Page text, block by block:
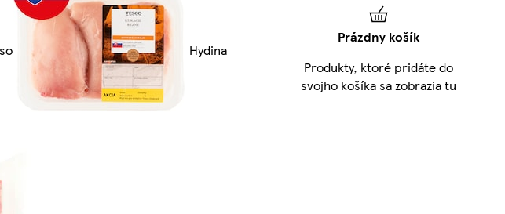
Hydina
Prázdny košík
Produkty, ktoré pridáte do
svojho košíka sa zobrazia tu